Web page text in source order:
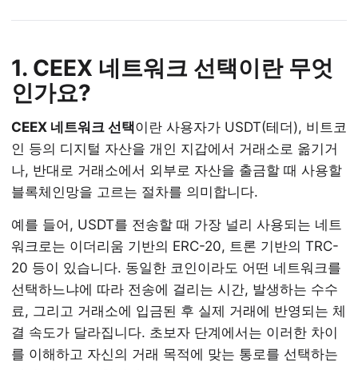
1. CEEX 네트워크 선택이란 무엇
인가요?
CEEX 네트워크 선택이란 사용자가 USDT(테더), 비트코
인 등의 디지털 자산을 개인 지갑에서 거래소로 옮기거
나, 반대로 거래소에서 외부로 자산을 출금할 때 사용할
블록체인망을 고르는 절차를 의미합니다.
예를 들어, USDT를 전송할 때 가장 널리 사용되는 네트
워크로는 이더리움 기반의 ERC-20, 트론 기반의 TRC-
20 등이 있습니다. 동일한 코인이라도 어떤 네트워크를
선택하느냐에 따라 전송에 걸리는 시간, 발생하는 수수
료, 그리고 거래소에 입금된 후 실제 거래에 반영되는 체
결 속도가 달라집니다. 초보자 단계에서는 이러한 차이
를 이해하고 자신의 거래 목적에 맞는 통로를 선택하는